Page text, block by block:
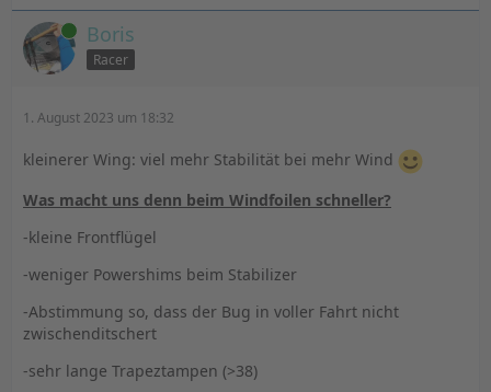
Online Boris
Racer
1. August 2023 um 18:32
kleinerer Wing: viel mehr Stabilität bei mehr Wind
Was macht uns denn beim Windfoilen schneller?
-kleine Frontflügel
-weniger Powershims beim Stabilizer
-Abstimmung so, dass der Bug in voller Fahrt nicht
zwischenditschert
-sehr lange Trapeztampen (>38)